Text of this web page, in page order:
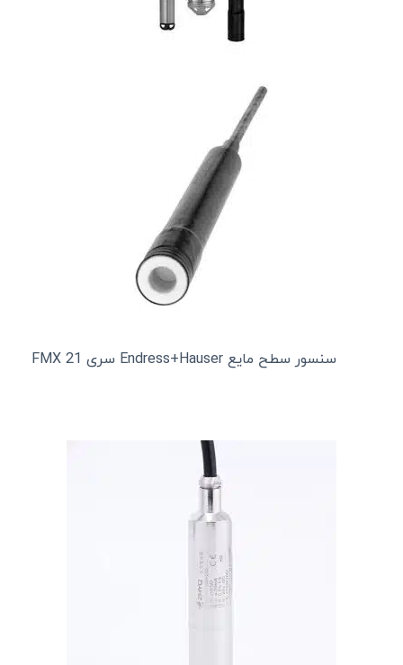
سنسور سطح مایع Endress+Hauser سری FMX 21